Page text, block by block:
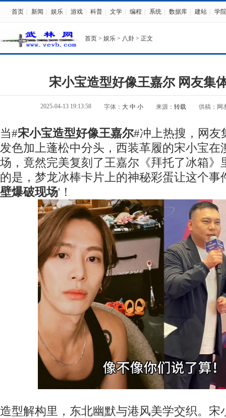
首页 新闻 娱乐 游戏 科普 文学 编程 系统 数据库 建站 学院
首页 > 娱乐 > 八卦 > 正文
宋小宝造型好像王嘉尔 网友集
2025-04-13 19:13:58 字体： 大 中 小 来源： 转载 供稿：网
当#宋小宝造型好像王嘉尔#冲上热搜，网友
发色加上蓬松中分头，西装革履的宋小宝在
场，竟然完美复刻了王嘉尔《拜托了冰箱》
的是，梦龙冰棒卡片上的神秘彩蛋让这个事
壁爆破现场'！
造型解构里，东北幽默与港风美学交织。宋